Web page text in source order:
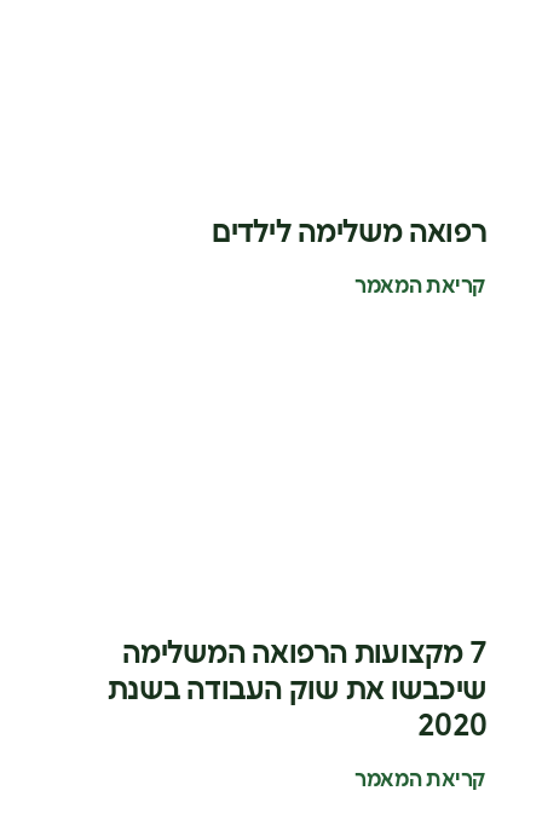
רפואה משלימה לילדים
קריאת המאמר
7 מקצועות הרפואה המשלימה
שיכבשו את שוק העבודה בשנת
2020
קריאת המאמר